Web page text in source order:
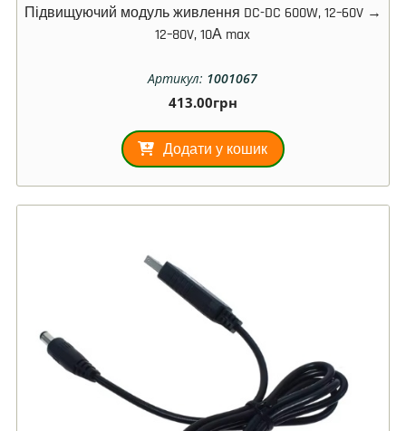
Підвищуючий модуль живлення DC-DC 600W, 12–60V →
12–80V, 10А max
Артикул: 1001067
413.00грн
Додати у кошик